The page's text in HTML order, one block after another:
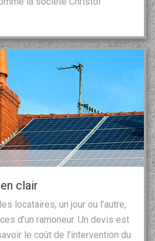
clair
locataires, un jour ou l’autre,
d’un ramoneur. Un devis est
le coût de l’intervention du